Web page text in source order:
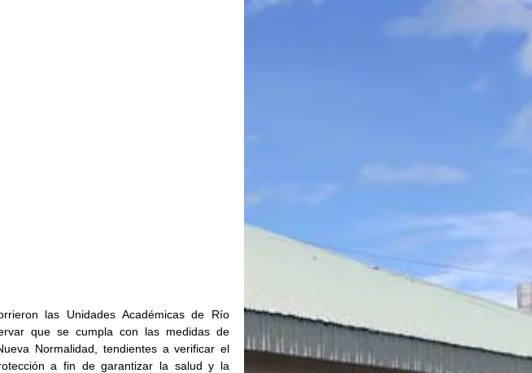
las Unidades Académicas de Río
que se cumpla con las medidas de
Normalidad, tendientes a verificar el
a fin de garantizar la salud y la